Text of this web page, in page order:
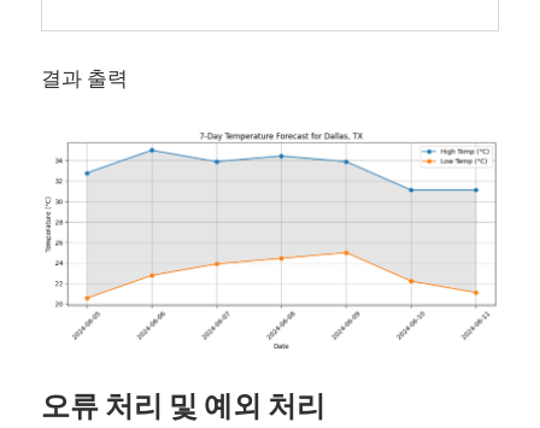
결과 출력
오류 처리 및 예외 처리